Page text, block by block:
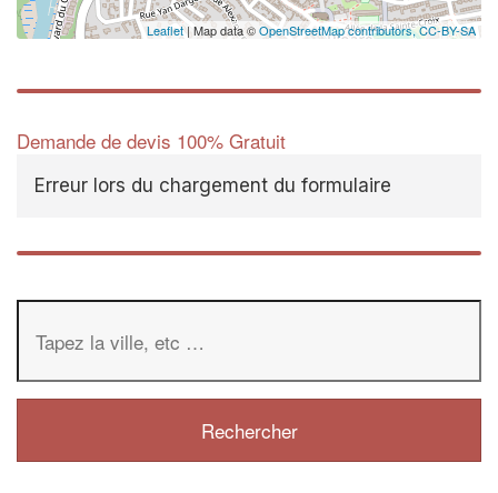
Leaflet| Map data ©OpenStreetMap contributors,CC-BY-SA
Demande de devis 100% Gratuit
Erreur lors du chargement du formulaire